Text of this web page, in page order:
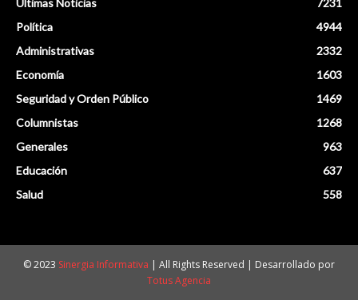
Política
4944
Administrativas
2332
Economía
1603
Seguridad y Orden Público
1469
Columnistas
1268
Generales
963
Educación
637
Salud
558
© 2023 Sinergia Informativa | All Rights Reserved | Desarrollado por
Totus Agencia